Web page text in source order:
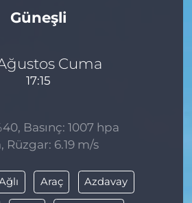
Güneşli
Cuma
17:15
Basınç: 1007 hpa
Rüzgar: 6.19 m/s
Araç Azdavay